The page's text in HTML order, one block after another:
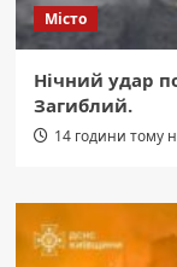
Місто
Нічний удар
Загиблий.
14 години тому